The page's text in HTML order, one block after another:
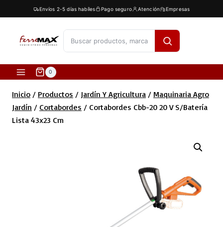
al
contenido
Envíos 2-5 días habíles Pago seguro Atención Empresas
0
Inicio / Productos / Jardín Y Agricultura / Maquinaria Agro
Jardín / Cortabordes / Cortabordes Cbb-20 20 V S/batería
Lista 43x23 Cm